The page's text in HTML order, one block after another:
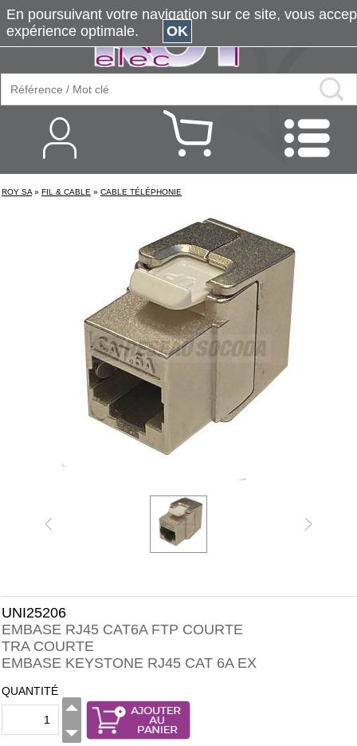
ROY SA » FIL & CABLE » CABLE TÉLÉPHONIE
UNI25206
EMBASE RJ45 CAT6A FTP COURTE
TRA COURTE
EMBASE KEYSTONE RJ45 CAT 6A EX
QUANTITÉ
En poursuivant votre navigation sur ce site, vous
expérience optimale.
OK